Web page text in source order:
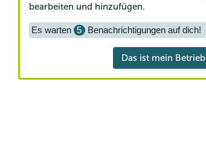
bearbeiten und hinzufügen.
Es warten 5 Benachrichtigungen auf dich!
Das ist mein Betrieb